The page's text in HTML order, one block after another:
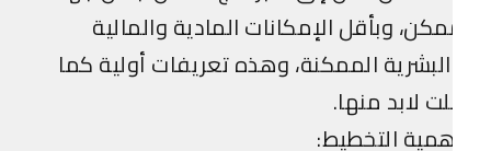
وبأقل الإمكانات المادية والمالية
الممكنة، وهذه تعريفات أولية كما
لابد منها.
التخطيط: